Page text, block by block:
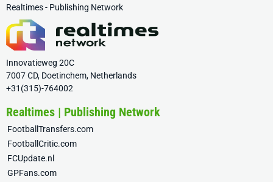
Realtimes - Publishing Network
Innovatieweg 20C
7007 CD, Doetinchem, Netherlands
+31(315)-764002
Realtimes | Publishing Network
FootballTransfers.com
FootballCritic.com
FCUpdate.nl
GPFans.com